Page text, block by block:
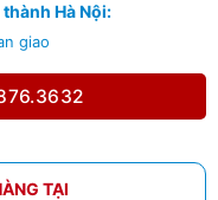
Hà Nội:
giao
TẠI